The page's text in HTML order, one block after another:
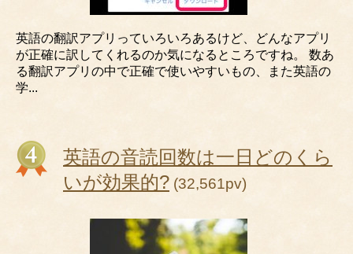
英語の翻訳アプリっていろいろあるけど、どんなアプリ
が正確に訳してくれるのか気になるところですね。 数あ
る翻訳アプリの中で正確で使いやすいもの、また英語の
学...
英語の音読回数は一日どのくら
いが効果的? (32,561pv)